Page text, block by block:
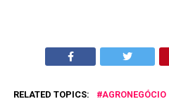
RELATED TOPICS: AGRONEGÓCIO